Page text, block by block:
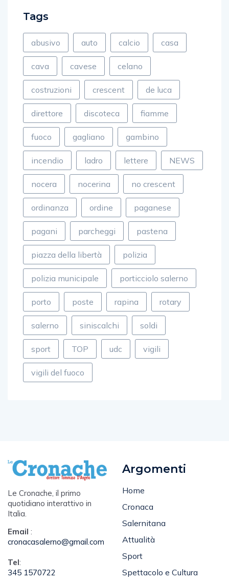
Tags
abusivo auto calcio casa
cava cavese celano
costruzioni crescent de luca
direttore discoteca fiamme
fuoco gagliano gambino
incendio ladro lettere NEWS
nocera nocerina no crescent
ordinanza ordine paganese
pagani parcheggi pastena
piazza della libertà polizia
polizia municipale porticciolo salerno
porto poste rapina rotary
salerno siniscalchi soldi
sport TOP udc vigili
vigili del fuoco
Le Cronache, il primo
quotidiano interattivo in
Italia.
Email :
cronacasalerno@gmail.com
Tel:
345 1570722
Argomenti
Home
Cronaca
Salernitana
Attualità
Sport
Spettacolo e Cultura